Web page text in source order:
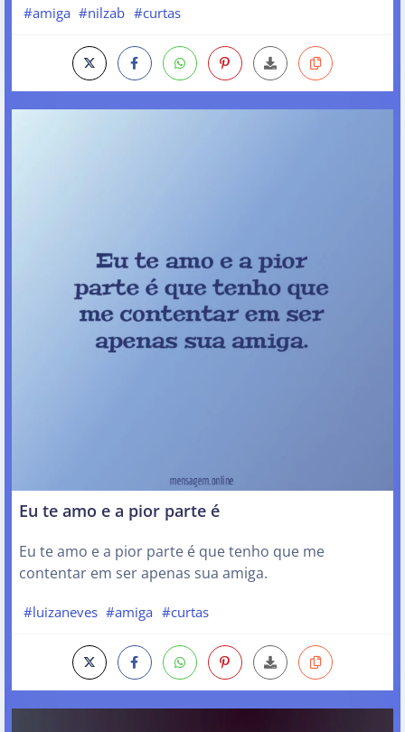
#amiga #nilzab #curtas
Eu te amo e a pior parte é
Eu te amo e a pior parte é que tenho que me
contentar em ser apenas sua amiga.
#luizaneves #amiga #curtas